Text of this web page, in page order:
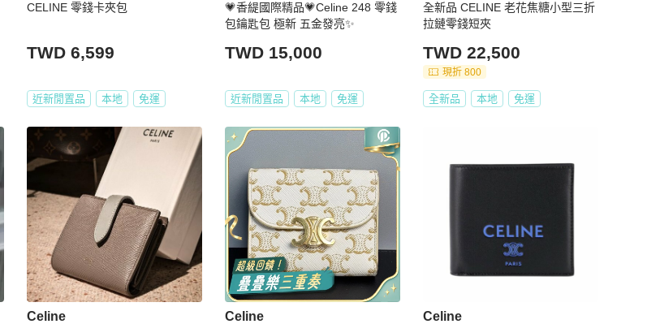
CELINE 零錢卡夾包
TWD 6,599
近新閒置品 本地 免運
💗香緹國際精品💗Celine 248 零錢
包鑰匙包 極新 五金發亮✨
TWD 15,000
近新閒置品 本地 免運
全新品 CELINE 老花焦糖小型三折
拉鏈零錢短夾
TWD 22,500
現折 800
全新品 本地 免運
Celine Celine Celine